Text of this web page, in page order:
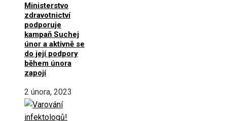
Ministerstvo
zdravotnictví
podporuje
kampaň Suchej
únor a aktivně se
do její podpory
během února
zapojí
2 února, 2023